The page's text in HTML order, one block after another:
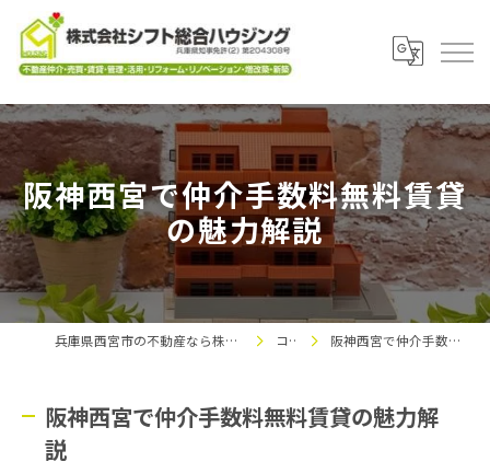
阪神西宮で仲介手数料無料賃貸
の魅力解説
兵庫県西宮市の不動産なら株式会社シフト総合ハウジング コラム 阪神西宮で仲介手数料無料賃貸の魅力解説
阪神西宮で仲介手数料無料賃貸の魅力解
説